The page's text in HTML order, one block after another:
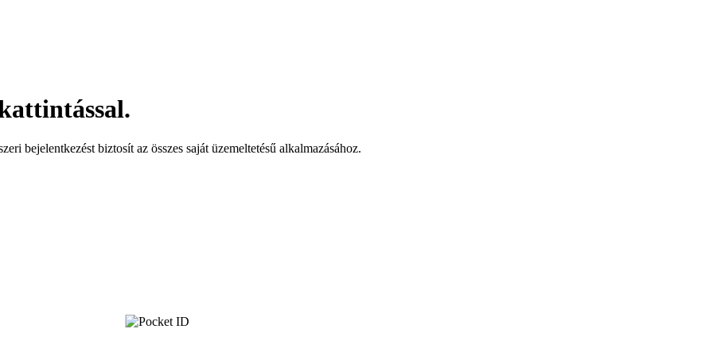
bejelentkezést biztosít az összes saját üzemeltetésű alkalmazásához.